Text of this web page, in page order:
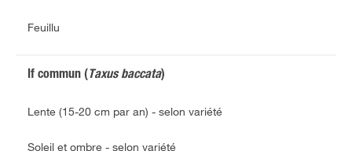
Feuillu
If commun (Taxus baccata)
Lente (15-20 cm par an) - selon variété
Soleil et ombre - selon variété